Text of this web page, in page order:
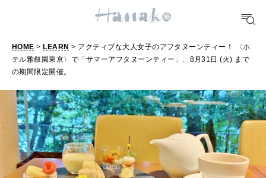
[12星座別] Monthly Love Holoscope
女神まり愛のタロットメッセージ
HEALTH
自分にやさしく
LEARN
ママもいろいろ
HOME > LEARN > アクティブな大人女子のアフタヌーンティー！ 〈ホ
テル雅叙園東京〉で「サマーアフタヌーンティー」、8月31日 (火) まで
の期間限定開催。